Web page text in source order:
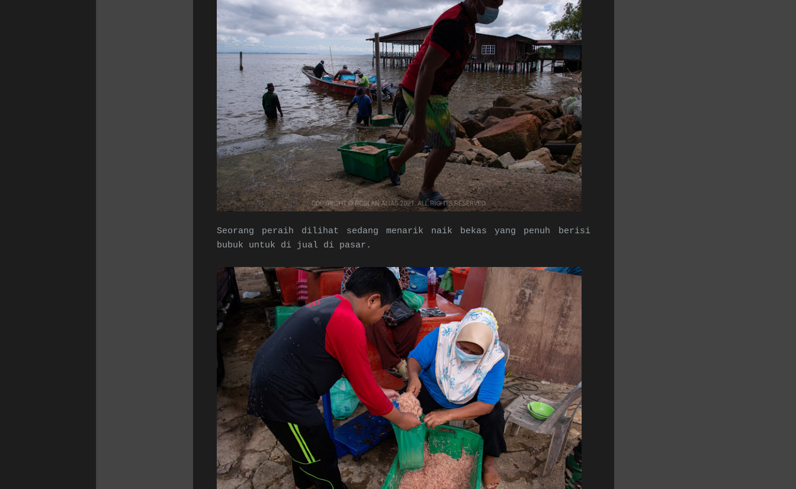
Seorang peraih dilihat sedang menarik naik bekas yang penuh berisi
bubuk untuk di jual di pasar.